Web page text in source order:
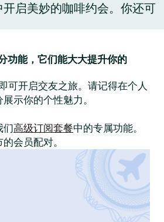
启美妙的咖啡约会。你还可
功能，它们能大大提升你的
可开启交友之旅。请记得在个人
示你的个性魅力。
们高级订阅套餐中的专属功能。
会员配对。